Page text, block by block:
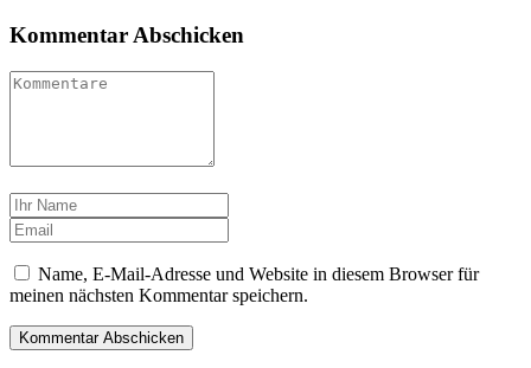
Kommentar Abschicken
Name, E-Mail-Adresse und Website in diesem Browser für
meinen nächsten Kommentar speichern.